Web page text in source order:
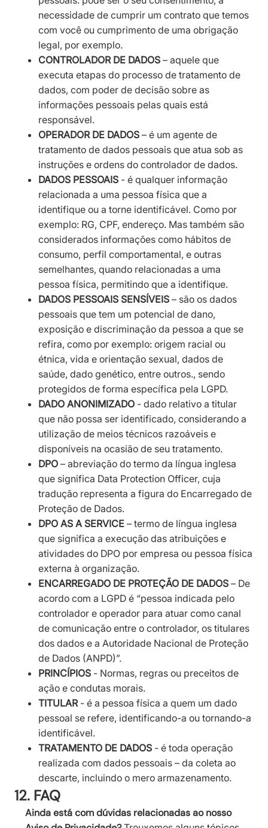
necessidade de cumprir um contrato que temos
com você ou cumprimento de uma obrigação
legal, por exemplo.
CONTROLADOR DE DADOS – aquele que
executa etapas do processo de tratamento de
dados, com poder de decisão sobre as
informações pessoais pelas quais está
responsável.
OPERADOR DE DADOS – é um agente de
tratamento de dados pessoais que atua sob as
instruções e ordens do controlador de dados.
DADOS PESSOAIS - é qualquer informação
relacionada a uma pessoa física que a
identifique ou a torne identificável. Como por
exemplo: RG, CPF, endereço. Mas também são
considerados informações como hábitos de
consumo, perfil comportamental, e outras
semelhantes, quando relacionadas a uma
pessoa física, permitindo que a identifique.
DADOS PESSOAIS SENSÍVEIS – são os dados
pessoais que tem um potencial de dano,
exposição e discriminação da pessoa a que se
refira, como por exemplo: origem racial ou
étnica, vida e orientação sexual, dados de
saúde, dado genético, entre outros., sendo
protegidos de forma específica pela LGPD.
DADO ANONIMIZADO - dado relativo a titular
que não possa ser identificado, considerando a
utilização de meios técnicos razoáveis e
disponíveis na ocasião de seu tratamento.
DPO – abreviação do termo da língua inglesa
que significa Data Protection Officer, cuja
tradução representa a figura do Encarregado de
Proteção de Dados.
DPO AS A SERVICE – termo de língua inglesa
que significa a execução das atribuições e
atividades do DPO por empresa ou pessoa física
externa à organização.
ENCARREGADO DE PROTEÇÃO DE DADOS – De
acordo com a LGPD é “pessoa indicada pelo
controlador e operador para atuar como canal
de comunicação entre o controlador, os titulares
dos dados e a Autoridade Nacional de Proteção
de Dados (ANPD)”.
PRINCÍPIOS - Normas, regras ou preceitos de
ação e condutas morais.
TITULAR- é a pessoa física a quem um dado
pessoal se refere, identificando-a ou tornando-a
identificável.
TRATAMENTO DE DADOS - é toda operação
realizada com dados pessoais – da coleta ao
descarte, incluindo o mero armazenamento.
12. FAQ
Ainda está com dúvidas relacionadas ao nosso